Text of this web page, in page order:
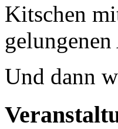
Kitschen
Und dann